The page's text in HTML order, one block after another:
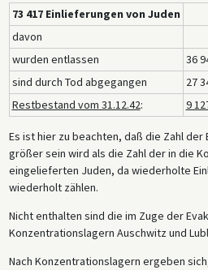
73 417 Einlieferungen von Juden
davon
wurden entlassen
36
sind durch Tod abgegangen
27
Restbestand vom 31.12.42: 9
Es ist hier zu beachten, daß die Zahl der
größer sein wird als die Zahl der in die
eingelieferten Juden, da wiederholte
wiederholt zählen.
Nicht enthalten sind die im Zuge der
Konzentrationslagern Auschwitz und
Nach Konzentrationslagern ergeben